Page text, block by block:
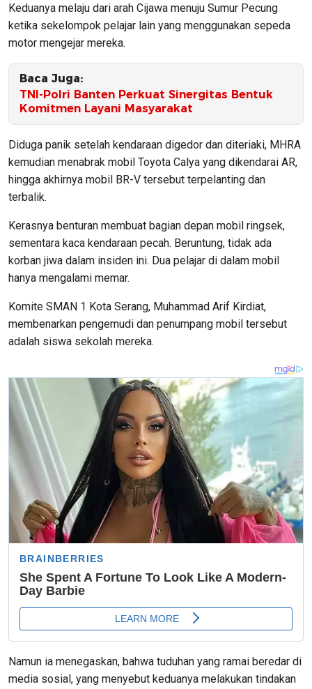
Keduanya melaju dari arah Cijawa menuju Sumur Pecung
ketika sekelompok pelajar lain yang menggunakan sepeda
motor mengejar mereka.
Baca Juga:
TNI-Polri Banten Perkuat Sinergitas Bentuk
Komitmen Layani Masyarakat
Diduga panik setelah kendaraan digedor dan diteriaki, MHRA
kemudian menabrak mobil Toyota Calya yang dikendarai AR,
hingga akhirnya mobil BR-V tersebut terpelanting dan
terbalik.
Kerasnya benturan membuat bagian depan mobil ringsek,
sementara kaca kendaraan pecah. Beruntung, tidak ada
korban jiwa dalam insiden ini. Dua pelajar di dalam mobil
hanya mengalami memar.
Komite SMAN 1 Kota Serang, Muhammad Arif Kirdiat,
membenarkan pengemudi dan penumpang mobil tersebut
adalah siswa sekolah mereka.
Namun ia menegaskan, bahwa tuduhan yang ramai beredar di
media sosial, yang menyebut keduanya melakukan tindakan